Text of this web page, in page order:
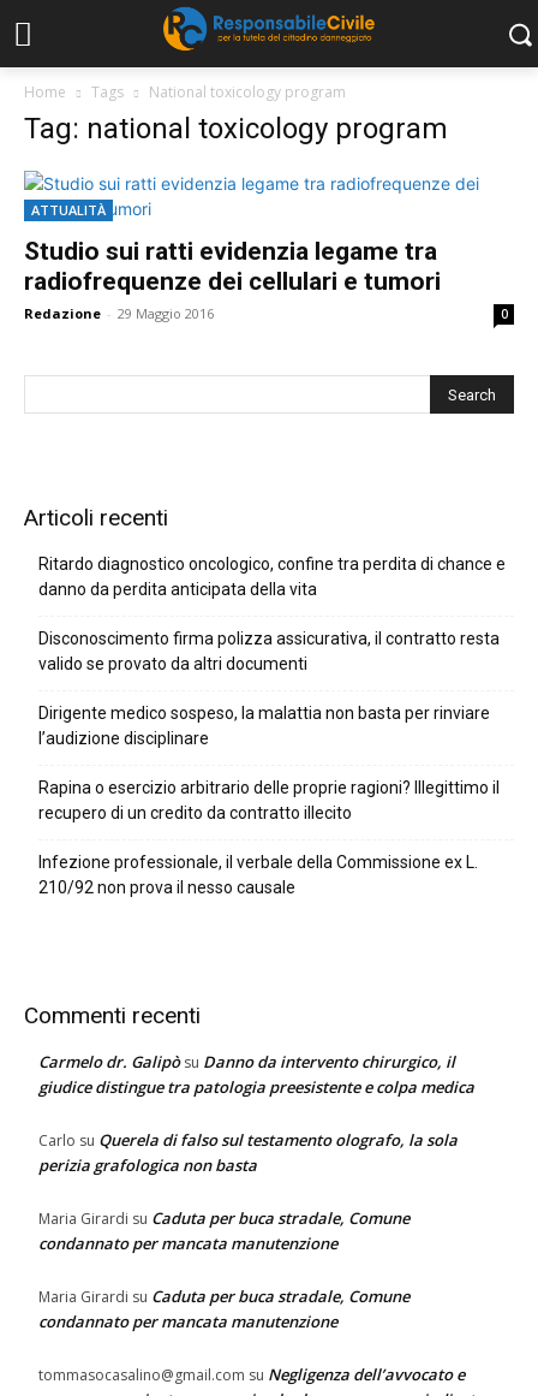
Home Tags National toxicology program
Tag: national toxicology program
ATTUALITÀ
Studio sui ratti evidenzia legame tra
radiofrequenze dei cellulari e tumori
Redazione - 29 Maggio 2016 0
Articoli recenti
Ritardo diagnostico oncologico, confine tra perdita di chance e
danno da perdita anticipata della vita
Disconoscimento firma polizza assicurativa, il contratto resta
valido se provato da altri documenti
Dirigente medico sospeso, la malattia non basta per rinviare
l’audizione disciplinare
Rapina o esercizio arbitrario delle proprie ragioni? Illegittimo il
recupero di un credito da contratto illecito
Infezione professionale, il verbale della Commissione ex L.
210/92 non prova il nesso causale
Commenti recenti
Carmelo dr. Galipòsu Danno da intervento chirurgico, il
giudice distingue tra patologia preesistente e colpa medica
Carlo su Querela di falso sul testamento olografo, la sola
perizia grafologica non basta
Maria Girardi su Caduta per buca stradale, Comune
condannato per mancata manutenzione
Maria Girardi su Caduta per buca stradale, Comune
condannato per mancata manutenzione
tommasocasalino@gmail.com su Negligenza dell’avvocato e